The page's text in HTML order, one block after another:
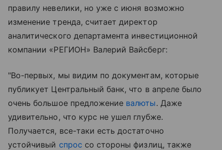
правилу невелики, но уже с июня возможно
изменение тренда, считает директор
аналитического департамента инвестиционной
компании «РЕГИОН» Валерий Вайсберг:
"Во-первых, мы видим по документам, которые
публикует Центральный банк, что в апреле было
очень большое предложение валюты. Даже
удивительно, что курс не ушел глубже.
Получается, все-таки есть достаточно
устойчивый спрос со стороны физлиц, также